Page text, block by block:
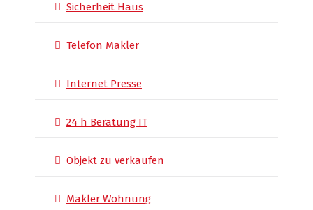
Sicherheit Haus
Telefon Makler
Internet Presse
24 h Beratung IT
Objekt zu verkaufen
Makler Wohnung